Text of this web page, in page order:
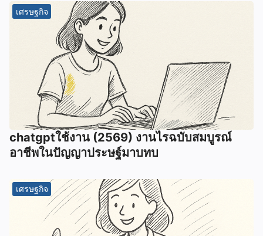
เศรษฐกิจ
chatgptใช้งาน (2569) งานไรฉบับสมบูรณ์
อาชีพในปัญญาประษฐ์มาบทบ
เศรษฐกิจ